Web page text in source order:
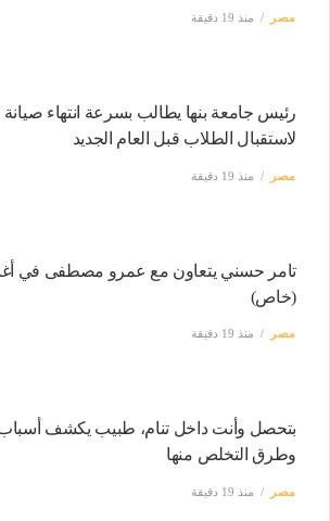
مصر منذ 19 دقيقة
رئيس جامعة بنها يطالب بسرعة انتهاء صيانة
لاستقبال الطلاب قبل العام الجديد
مصر منذ 19 دقيقة
تامر حسني يتعاون مع عمرو مصطفى في
(خاص)
مصر منذ 19 دقيقة
بتحصل وأنت داخل تنام، طبيب يكشف أسباب
وطرق التخلص منها
مصر منذ 19 دقيقة